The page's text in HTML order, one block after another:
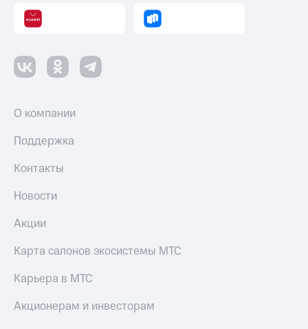
О компании
Поддержка
Контакты
Новости
Акции
Карта салонов экосистемы МТС
Карьера в МТС
Акционерам и инвесторам